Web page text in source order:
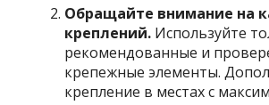
Обращайте внимание на
креплений. Используйте
рекомендованные и
крепежные элементы.
крепление в местах с